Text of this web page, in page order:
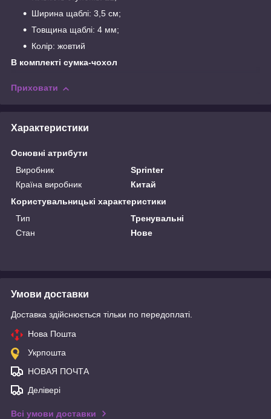
Ширина щаблі: 3,5 см;
Товщина щаблі: 4 мм;
Колір: жовтий
В комплекті сумка-чохол
Приховати
Характеристики
Основні атрибути
Виробник
Sprinter
Країна виробник
Китай
Користувальницькі характеристики
Тип
Тренувальні
Стан
Нове
Умови доставки
Доставка здійснюється тільки по передоплаті.
Нова Пошта
Укрпошта
НОВАЯ ПОЧТА
Делівері
Всі умови доставки